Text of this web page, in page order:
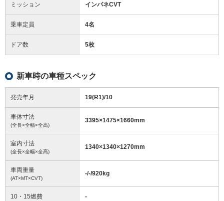
ミッション インパネCVT
乗車定員 4名
ドア数 5枚
新車時の車種スペック
発売年月 19(R1)/10
車体寸法
(全長×全幅×全高)
3395×1475×1660mm
室内寸法
(全長×全幅×全高)
1340×1340×1270mm
車両重量
(AT×MT×CVT)
-/-/920kg
10・15燃費 -